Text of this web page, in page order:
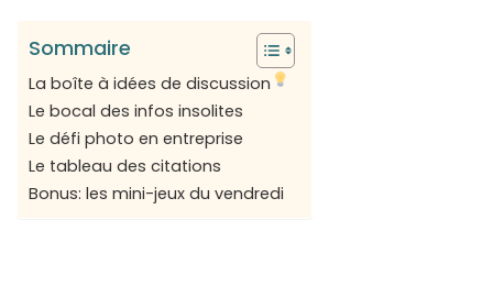
Sommaire
La boîte à idées de discussion
Le bocal des infos insolites
Le défi photo en entreprise
Le tableau des citations
Bonus: les mini-jeux du vendredi